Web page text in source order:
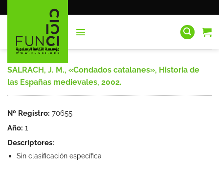
al
SALRACH, J. M., «Condados catalanes», Historia de
las Españas medievales, 2002.
Nº Registro: 70655
Año: 1
Descriptores:
Sin clasificación específica